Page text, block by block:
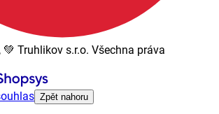
Truhlikov s.r.o. Všechna práva
Zpět nahoru